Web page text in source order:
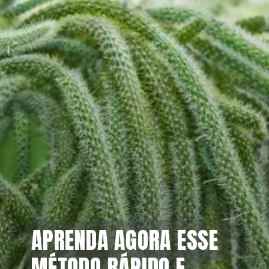
APRENDA AGORA ESSE
APRENDA AGORA ESSE